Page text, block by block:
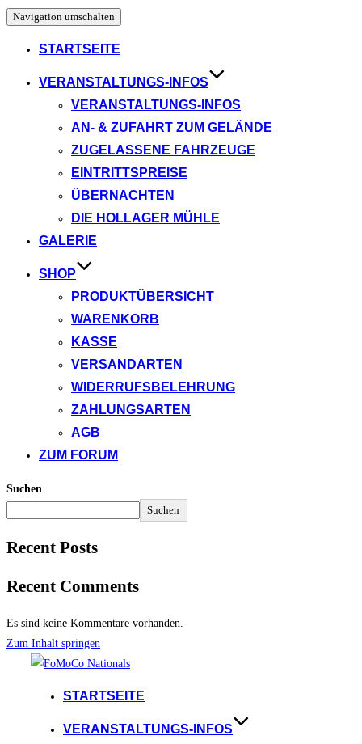
Navigation umschalten
STARTSEITE
VERANSTALTUNGS-INFOS
VERANSTALTUNGS-INFOS
AN- & ZUFAHRT ZUM GELÄNDE
ZUGELASSENE FAHRZEUGE
EINTRITTSPREISE
ÜBERNACHTEN
DIE HOLLAGER MÜHLE
GALERIE
SHOP
PRODUKTÜBERSICHT
WARENKORB
KASSE
VERSANDARTEN
WIDERRUFSBELEHRUNG
ZAHLUNGSARTEN
AGB
ZUM FORUM
Suchen
Suchen
Recent Posts
Recent Comments
Es sind keine Kommentare vorhanden.
Zum Inhalt springen
STARTSEITE
VERANSTALTUNGS-INFOS